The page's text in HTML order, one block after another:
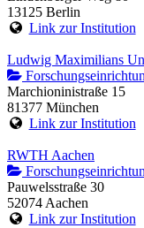
13125 Berlin
Link zur Institution
Ludwig Maximilians
Marchioninistraße 15
81377 München
Link zur Institution
RWTH Aachen
Pauwelsstraße 30
52074 Aachen
Link zur Institution